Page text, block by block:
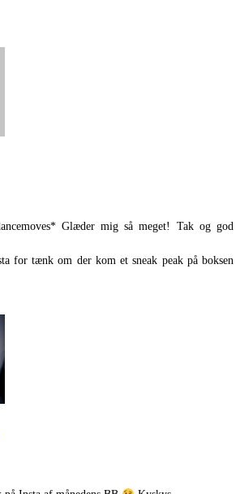
Glæder mig så meget! Tak og god
for tænk om der kom et sneak peak på boksen